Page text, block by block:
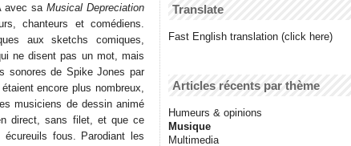
avec sa Musical Depreciation
chanteurs et comédiens.
aux sketchs comiques,
ne disent pas un mot, mais
sonores de Spike Jones par
encore plus nombreux,
musiciens de dessin animé
direct, sans filet, et que ce
fous. Parodiant les
Translate
Fast English translation (click here)
Articles récents par thème
Humeurs & opinions
Musique
Multimedia